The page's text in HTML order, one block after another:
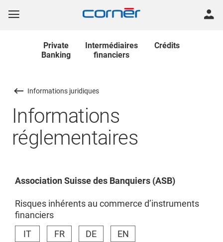
Private
Banking
Intermédiaires
financiers
Crédits
Informations juridiques
Informations
réglementaires
Association Suisse des Banquiers (ASB)
Risques inhérents au commerce d’instruments
financiers
IT
FR DE EN